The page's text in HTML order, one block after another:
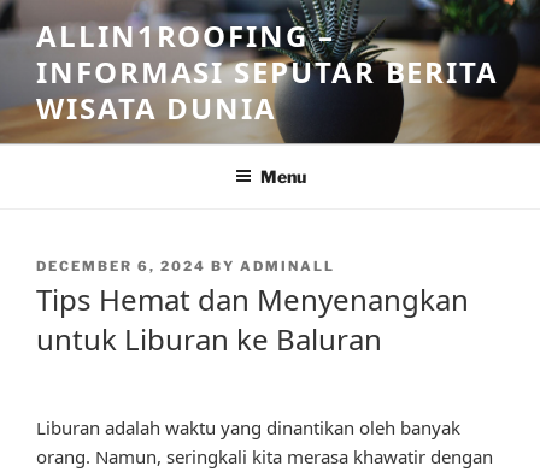
Skip
to
content
ALLIN1ROOFING –
INFORMASI SEPUTAR BERITA
WISATA DUNIA
Menu
POSTED
ON
DECEMBER 6, 2024 BY ADMINALL
Tips Hemat dan Menyenangkan
untuk Liburan ke Baluran
Liburan adalah waktu yang dinantikan oleh banyak
orang. Namun, seringkali kita merasa khawatir dengan